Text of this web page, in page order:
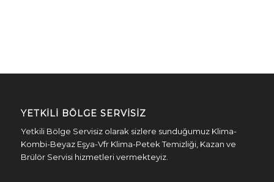
YETKILI BÖLGE SERVISIZ
Yetkili Bölge Servisiz olarak sizlere sunduğumuz Klima-
Kombi-Beyaz Eşya-Vfr Klima-Petek Temizliği, Kazan ve
Brülör Servisi hizmetleri vermekteyiz.